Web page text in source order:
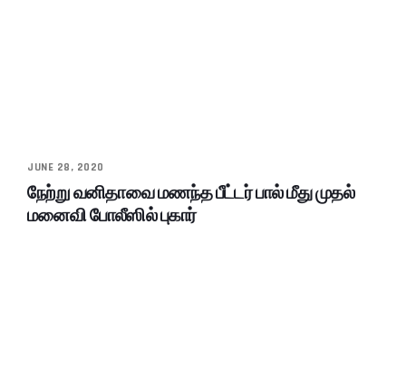
JUNE 28, 2020
நேற்று வனிதாவை மணந்த பீட்டர் பால் மீது முதல்
மனைவி போலீஸில் புகார்